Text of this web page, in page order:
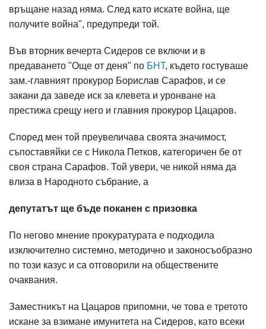
връщане назад няма. След като искате война, ще
получите война", предупреди той.
Във вторник вечерта Сидеров се включи и в
предаването "Още от деня" по БНТ, където гостуваше
зам.-главният прокурор Борислав Сарафов, и се
закани да заведе иск за клевета и уронване на
престижа срещу него и главния прокурор Цацаров.
Според мен той преувеличава своята значимост,
съпоставяйки се с Никола Петков, категоричен бе от
своя страна Сарафов. Той увери, че никой няма да
влиза в Народното събрание, а
депутатът ще бъде поканен с призовка
По негово мнение прокуратурата е подходила
изключително системно, методично и законосъобразно
по този казус и са отговорили на обществените
очаквания.
Заместникът на Цацаров припомни, че това е третото
искане за взимане имунитета на Сидеров, като всеки